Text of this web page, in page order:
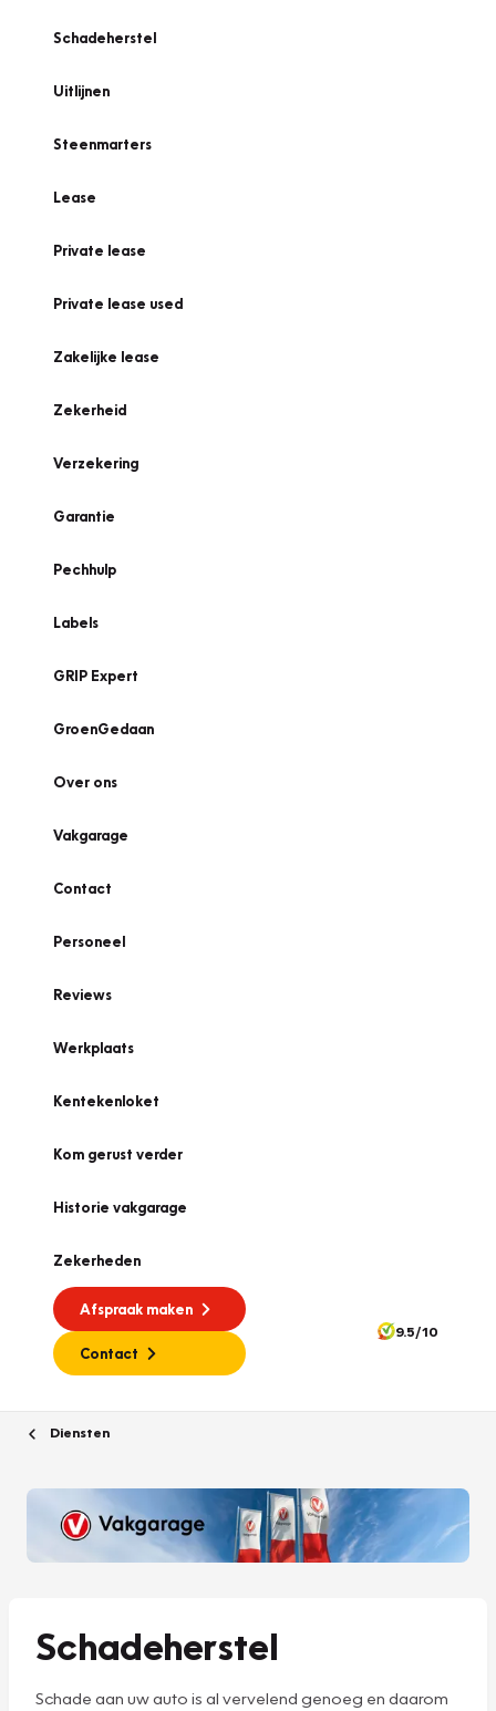
Schadeherstel
Uitlijnen
Steenmarters
Lease
Private lease
Private lease used
Zakelijke lease
Zekerheid
Verzekering
Garantie
Pechhulp
Labels
GRIP Expert
GroenGedaan
Over ons
Vakgarage
Contact
Personeel
Reviews
Werkplaats
Kentekenloket
Kom gerust verder
Historie vakgarage
Zekerheden
Afspraak maken
Contact
9.5/10
Diensten
Schadeherstel
Schade aan uw auto is al vervelend genoeg en daarom